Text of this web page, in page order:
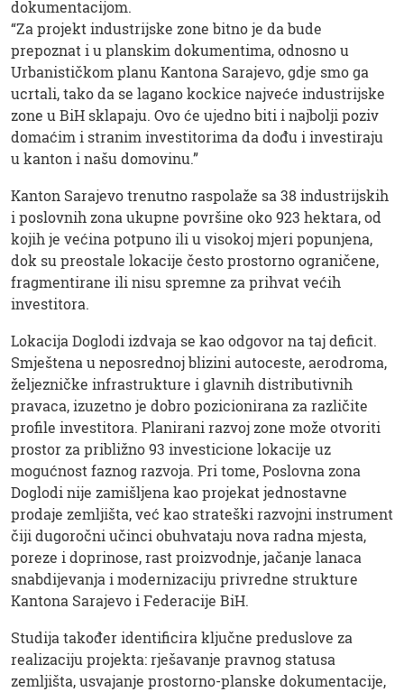
dokumentacijom.
“Za projekt industrijske zone bitno je da bude
prepoznat i u planskim dokumentima, odnosno u
Urbanističkom planu Kantona Sarajevo, gdje smo ga
ucrtali, tako da se lagano kockice najveće industrijske
zone u BiH sklapaju. Ovo će ujedno biti i najbolji poziv
domaćim i stranim investitorima da dođu i investiraju
u kanton i našu domovinu.”
Kanton Sarajevo trenutno raspolaže sa 38 industrijskih
i poslovnih zona ukupne površine oko 923 hektara, od
kojih je većina potpuno ili u visokoj mjeri popunjena,
dok su preostale lokacije često prostorno ograničene,
fragmentirane ili nisu spremne za prihvat većih
investitora.
Lokacija Doglodi izdvaja se kao odgovor na taj deficit.
Smještena u neposrednoj blizini autoceste, aerodroma,
željezničke infrastrukture i glavnih distributivnih
pravaca, izuzetno je dobro pozicionirana za različite
profile investitora. Planirani razvoj zone može otvoriti
prostor za približno 93 investicione lokacije uz
mogućnost faznog razvoja. Pri tome, Poslovna zona
Doglodi nije zamišljena kao projekat jednostavne
prodaje zemljišta, već kao strateški razvojni instrument
čiji dugoročni učinci obuhvataju nova radna mjesta,
poreze i doprinose, rast proizvodnje, jačanje lanaca
snabdijevanja i modernizaciju privredne strukture
Kantona Sarajevo i Federacije BiH.
Studija također identificira ključne preduslove za
realizaciju projekta: rješavanje pravnog statusa
zemljišta, usvajanje prostorno-planske dokumentacije,